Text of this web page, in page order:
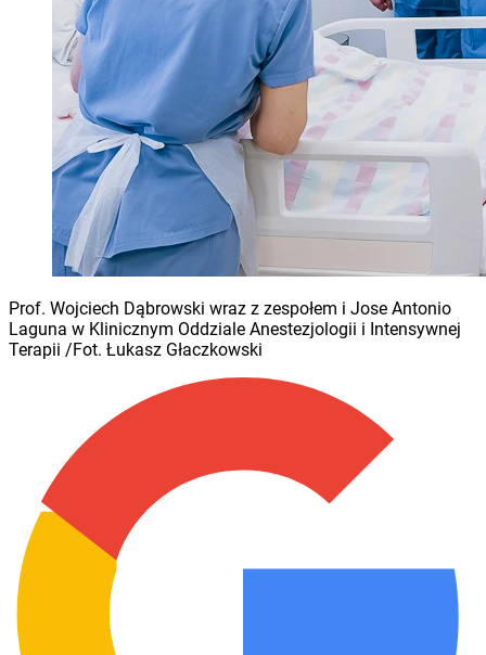
Prof. Wojciech Dąbrowski wraz z zespołem i Jose Antonio
Laguna w Klinicznym Oddziale Anestezjologii i Intensywnej
Terapii /Fot. Łukasz Głaczkowski